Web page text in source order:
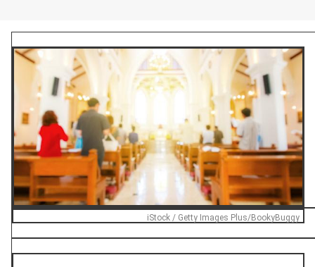
iStock / Getty Images Plus/BookyBuggy